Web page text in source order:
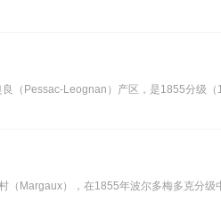
（Pessac-Leognan）产区，是1855分级（
Margaux），在1855年波尔多梅多克分级